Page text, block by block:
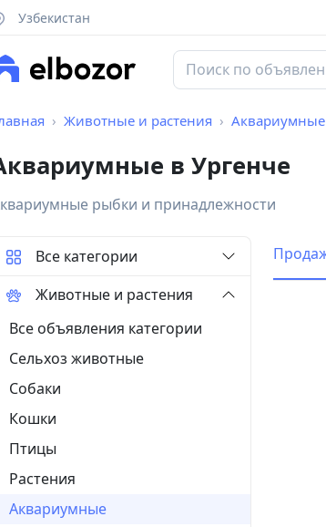
Узбекистан
Животные и растения Аквариумные
в Ургенче
рыбки и принадлежности
Все категории
Животные и растения
Все объявления категории
Сельхоз животные
Собаки
Кошки
Птицы
Растения
Аквариумные